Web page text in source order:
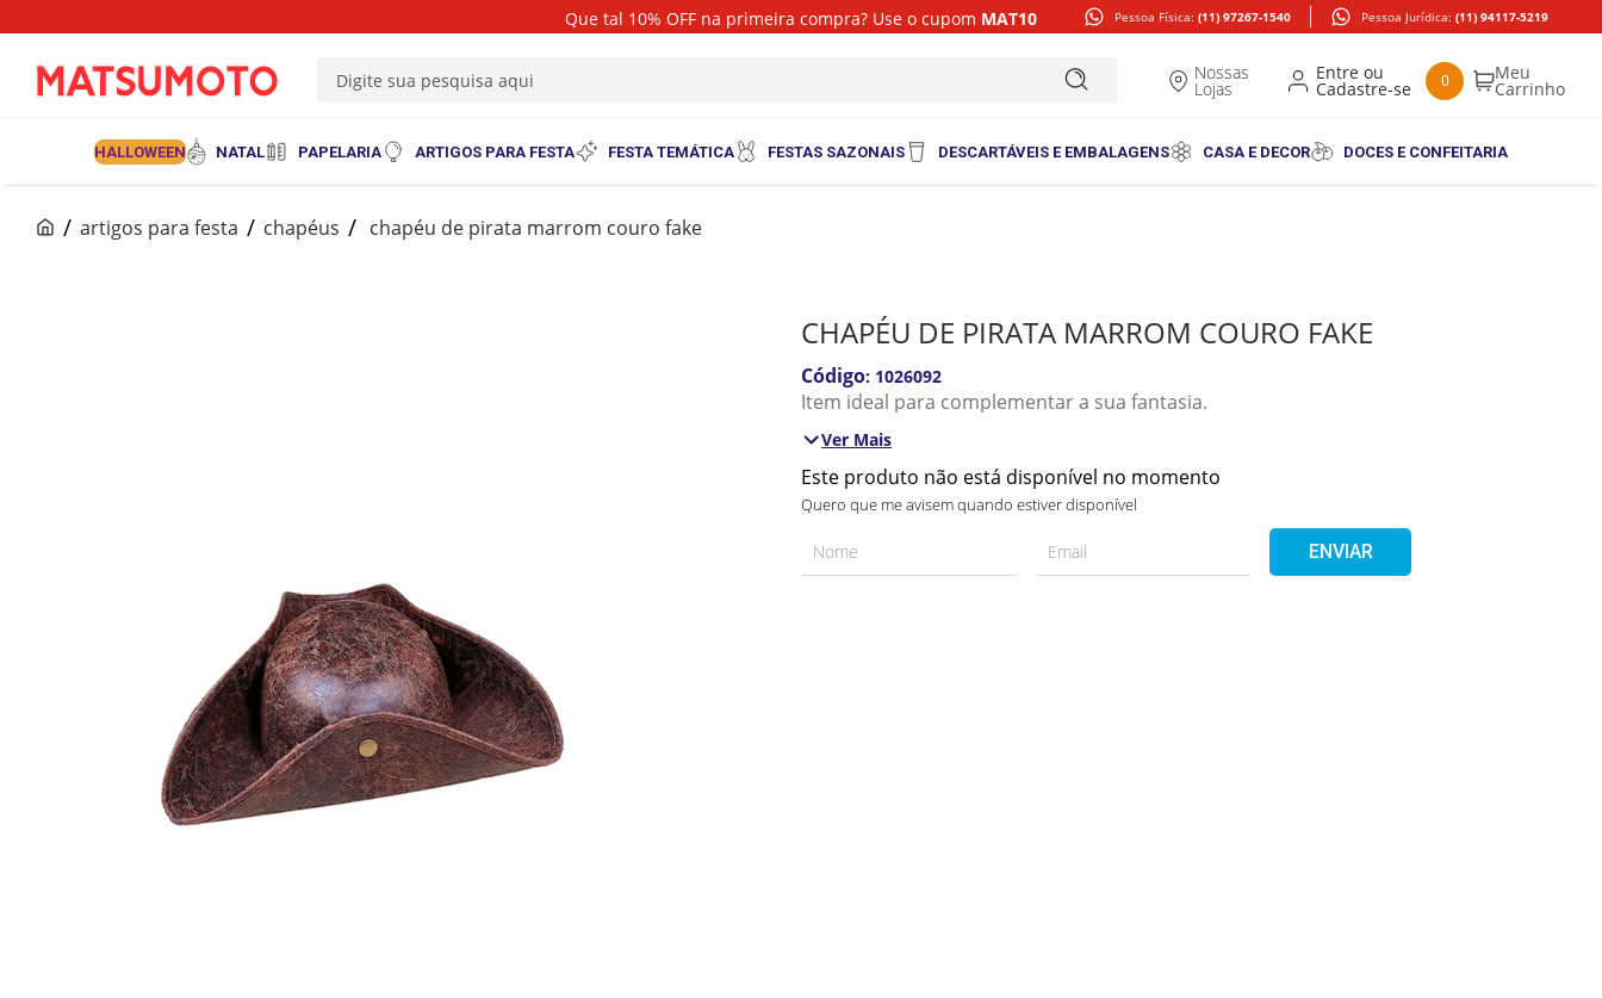
Que tal 10% OFF na primeira compra? Use o cupom MAT10 Pessoa Física: (11) 97267-1540 Pessoa Jurídica: (11) 94117-5219
Nossas
Lojas 0
HALLOWEEN NATAL PAPELARIA ARTIGOS PARA FESTA FESTA TEMÁTICA FESTAS SAZONAIS DESCARTÁVEIS E EMBALAGENS CASA E DECOR DOCES E CONFEITARIA
artigos para festa chapéus chapéu de pirata marrom couro fake
CHAPÉU DE PIRATA MARROM COURO FAKE
: 1026092
Item ideal para complementar a sua fantasia.
Ver Mais
Este produto não está disponível no momento
Quero que me avisem quando estiver disponível
ENVIAR